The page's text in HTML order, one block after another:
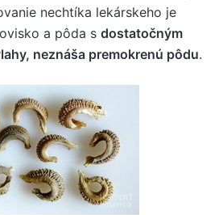
nechtíka lekárskeho je
a pôda s dostatočným
neznáša premokrenú pôdu.